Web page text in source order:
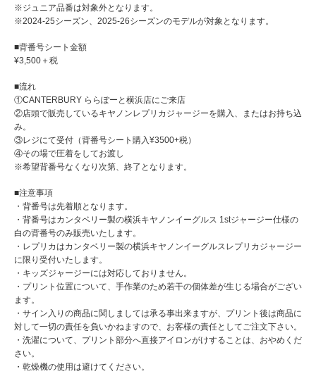
※ジュニア品番は対象外となります。
※2024-25シーズン、2025-26シーズンのモデルが対象となります。
■背番号シート金額
¥3,500＋税
■流れ
①CANTERBURY ららぽーと横浜店にご来店
②店頭で販売しているキヤノンレプリカジャージーを購入、またはお持ち込
み。
③レジにて受付（背番号シート購入¥3500+税）
④その場で圧着をしてお渡し
※希望背番号なくなり次第、終了となります。
■注意事項
・背番号は先着順となります。
・背番号はカンタベリー製の横浜キヤノンイーグルス 1stジャージー仕様の
白の背番号のみ販売いたします。
・レプリカはカンタベリー製の横浜キヤノンイーグルスレプリカジャージー
に限り受付いたします。
・キッズジャージーには対応しておりません。
・プリント位置について、手作業のため若干の個体差が生じる場合がござい
ます。
・サイン入りの商品に関しましては承る事出来ますが、プリント後は商品に
対して一切の責任を負いかねますので、お客様の責任としてご注文下さい。
・洗濯について、プリント部分へ直接アイロンがけすることは、おやめくだ
さい。
・乾燥機の使用は避けてください。